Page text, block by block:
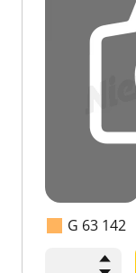
G 63 142